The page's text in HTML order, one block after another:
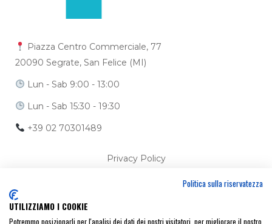
Piazza Centro Commerciale, 77
20090 Segrate, San Felice (MI)
Lun - Sab 9:00 - 13:00
Lun - Sab 15:30 - 19:30
+39 02 70301489
Privacy Policy
Ci trovi anche su
Politica sulla riservatezza
UTILIZZIAMO I COOKIE
Potremmo posizionarli per l'analisi dei dati dei nostri visitatori, per migliorare il nostro